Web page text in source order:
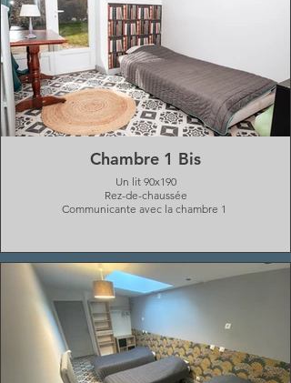
Chambre 1 Bis
Un lit 90x190
Rez-de-chaussée
Communicante avec la chambre 1